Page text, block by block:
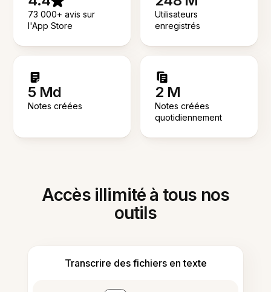
73 000+ avis sur
l'App Store
Utilisateurs
enregistrés
5 Md
Notes créées
2 M
Notes créées
quotidiennement
Accès illimité à tous nos
outils
Transcrire des fichiers en texte